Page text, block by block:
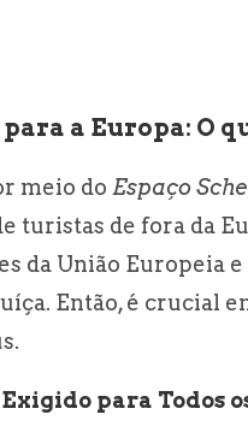
a Europa: O
meio do Espaço
turistas de fora da
da União Europeia
Então, é crucial
para Todos